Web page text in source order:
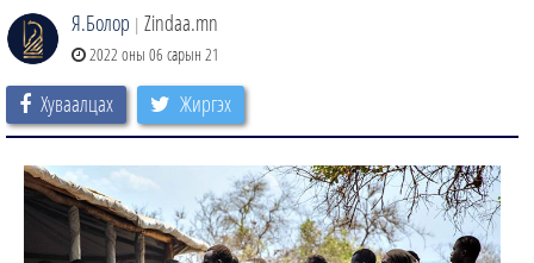
Я.Болор | Zindaa.mn
2022 оны 06 сарын 21
Хуваалцах Жиргэх